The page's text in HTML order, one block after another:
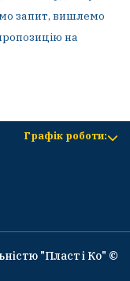
запит, вишлемо
на
Графік роботи:
"Пласт і Ко" ©